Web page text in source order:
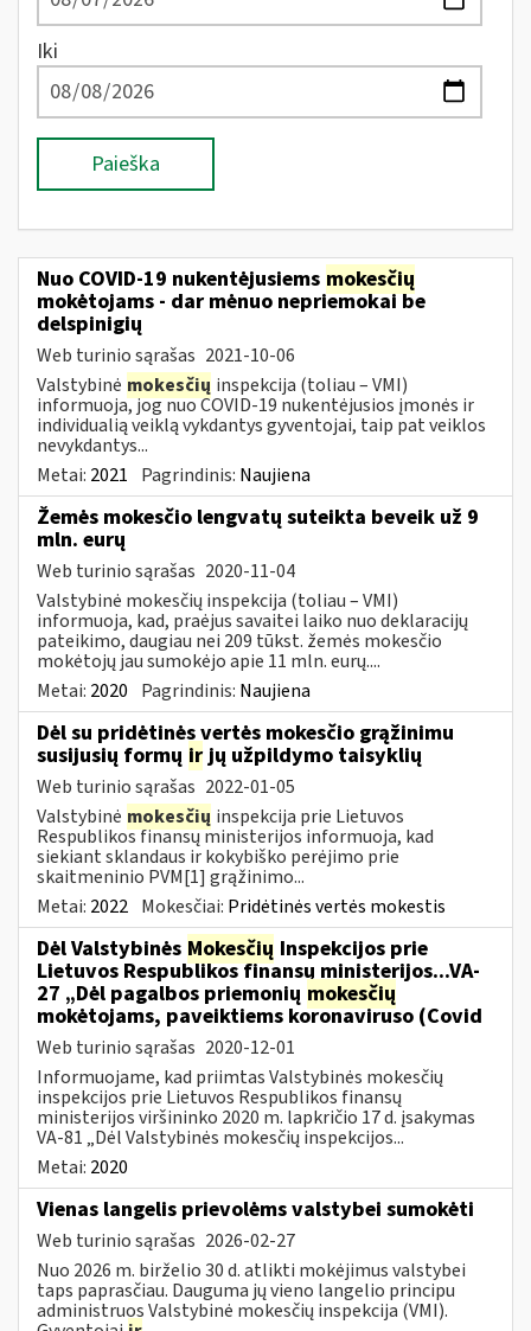
Iki
Paieška
Nuo COVID-19 nukentėjusiems mokesčių
mokėtojams - dar mėnuo nepriemokai be
delspinigių
Web turinio sąrašas 2021-10-06
Valstybinė mokesčių inspekcija (toliau – VMI)
informuoja, jog nuo COVID-19 nukentėjusios įmonės ir
individualią veiklą vykdantys gyventojai, taip pat veiklos
nevykdantys...
Metai: 2021 Pagrindinis: Naujiena
Žemės mokesčio lengvatų suteikta beveik už 9
mln. eurų
Web turinio sąrašas 2020-11-04
Valstybinė mokesčių inspekcija (toliau – VMI)
informuoja, kad, praėjus savaitei laiko nuo deklaracijų
pateikimo, daugiau nei 209 tūkst. žemės mokesčio
mokėtojų jau sumokėjo apie 11 mln. eurų....
Metai: 2020 Pagrindinis: Naujiena
Dėl su pridėtinės vertės mokesčio grąžinimu
susijusių formų irjų užpildymo taisyklių
Web turinio sąrašas 2022-01-05
Valstybinė mokesčių inspekcija prie Lietuvos
Respublikos finansų ministerijos informuoja, kad
siekiant sklandaus ir kokybiško perėjimo prie
skaitmeninio PVM[1] grąžinimo...
Metai: 2022 Mokesčiai: Pridėtinės vertės mokestis
Dėl Valstybinės Mokesčių Inspekcijos prie
Lietuvos Respublikos finansų ministerijos...VA-
27 „Dėl pagalbos priemonių mokesčių
mokėtojams, paveiktiems koronaviruso (Covid
Web turinio sąrašas 2020-12-01
Informuojame, kad priimtas Valstybinės mokesčių
inspekcijos prie Lietuvos Respublikos finansų
ministerijos viršininko 2020 m. lapkričio 17 d. įsakymas
VA-81 „Dėl Valstybinės mokesčių inspekcijos...
Metai: 2020
Vienas langelis prievolėms valstybei sumokėti
Web turinio sąrašas 2026-02-27
Nuo 2026 m. birželio 30 d. atlikti mokėjimus valstybei
taps paprasčiau. Dauguma jų vieno langelio principu
administruos Valstybinė mokesčių inspekcija (VMI).